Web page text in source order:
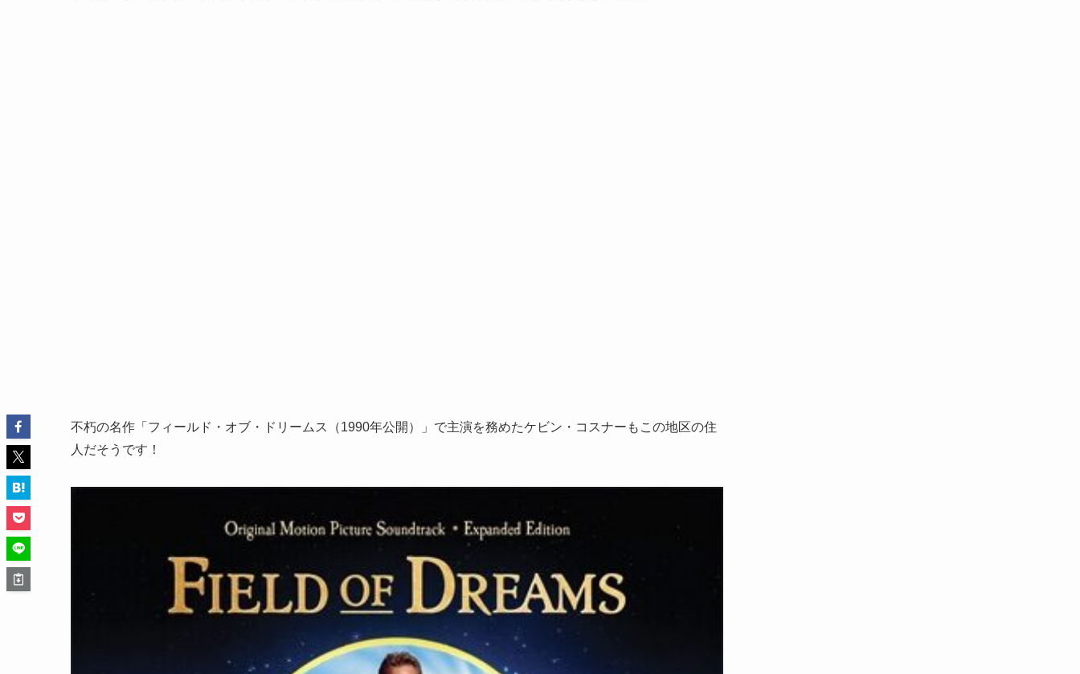
不朽の名作「フィールド・オブ・ドリームス（1990年公開）」で主演を務めたケビン・コスナーもこの地区の住
人だそうです！